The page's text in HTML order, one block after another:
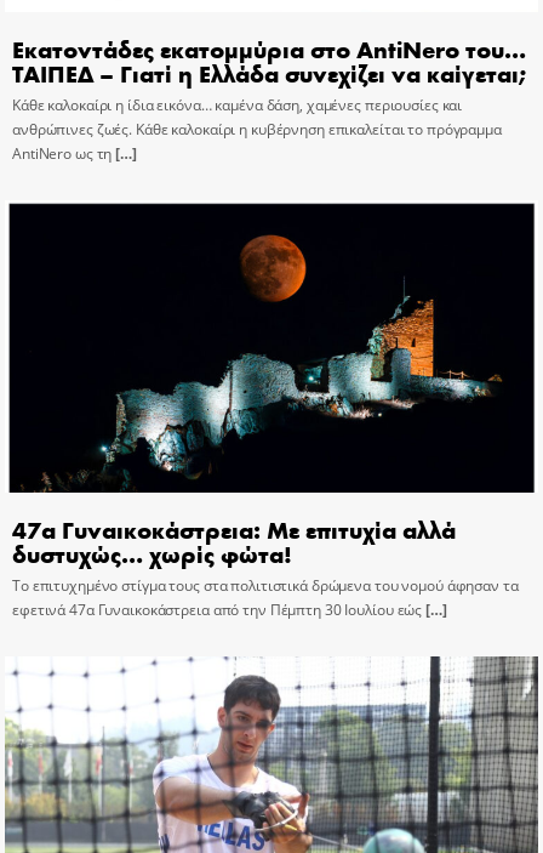
Εκατοντάδες εκατομμύρια στο AntiNero του…
ΤΑΙΠΕΔ – Γιατί η Ελλάδα συνεχίζει να καίγεται;
Κάθε καλοκαίρι η ίδια εικόνα… καμένα δάση, χαμένες περιουσίες και
ανθρώπινες ζωές. Κάθε καλοκαίρι η κυβέρνηση επικαλείται το πρόγραμμα
AntiNero ως τη[…]
47α Γυναικοκάστρεια: Με επιτυχία αλλά
δυστυχώς… χωρίς φώτα!
Το επιτυχημένο στίγμα τους στα πολιτιστικά δρώμενα του νομού άφησαν τα
εφετινά 47α Γυναικοκάστρεια από την Πέμπτη 30 Ιουλίου εώς[…]